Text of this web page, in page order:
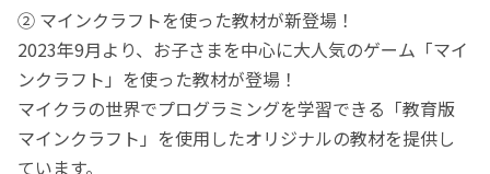
② マインクラフトを使った教材が新登場！
2023年9月より、お子さまを中心に大人気のゲーム「マイ
ンクラフト」を使った教材が登場！
マイクラの世界でプログラミングを学習できる「教育版
マインクラフト」を使用したオリジナルの教材を提供し
ています。